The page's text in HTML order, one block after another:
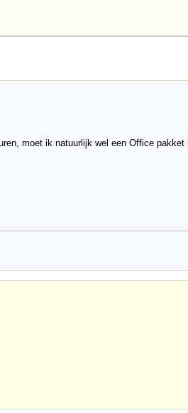
moet ik natuurlijk wel een Office pakket